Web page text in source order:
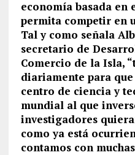
economía basada
permita competir en
Tal y como señala
secretario de
Comercio de la Isla,
diariamente para
centro de ciencia y
mundial al que
investigadores
como ya está
contamos con